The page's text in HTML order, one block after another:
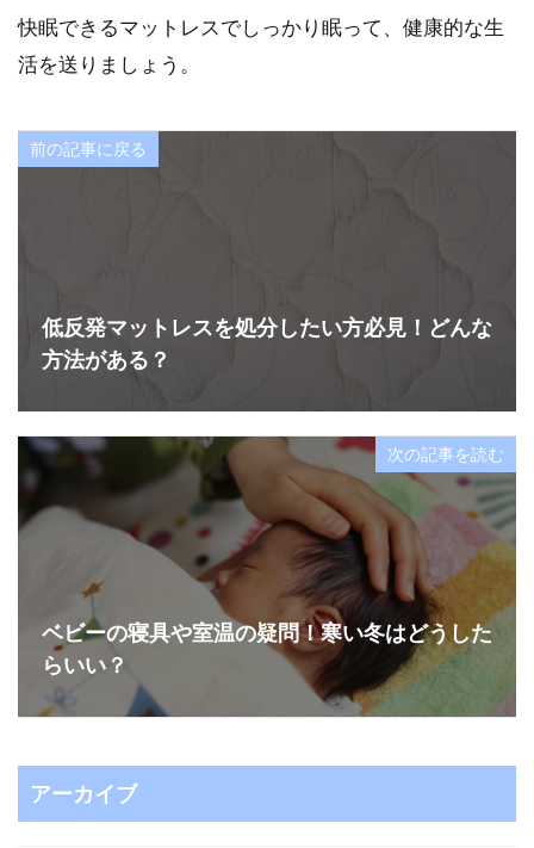
快眠できるマットレスでしっかり眠って、健康的な生
活を送りましょう。
前の記事に戻る
低反発マットレスを処分したい方必見！どんな
方法がある？
次の記事を読む
ベビーの寝具や室温の疑問！寒い冬はどうした
らいい？
アーカイブ